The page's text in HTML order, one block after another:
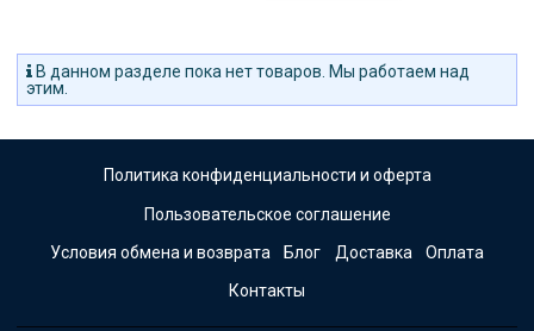
В данном разделе пока нет товаров. Мы работаем над
этим.
Политика конфиденциальности и оферта
Пользовательское соглашение
Условия обмена и возврата Блог Доставка Оплата
Контакты